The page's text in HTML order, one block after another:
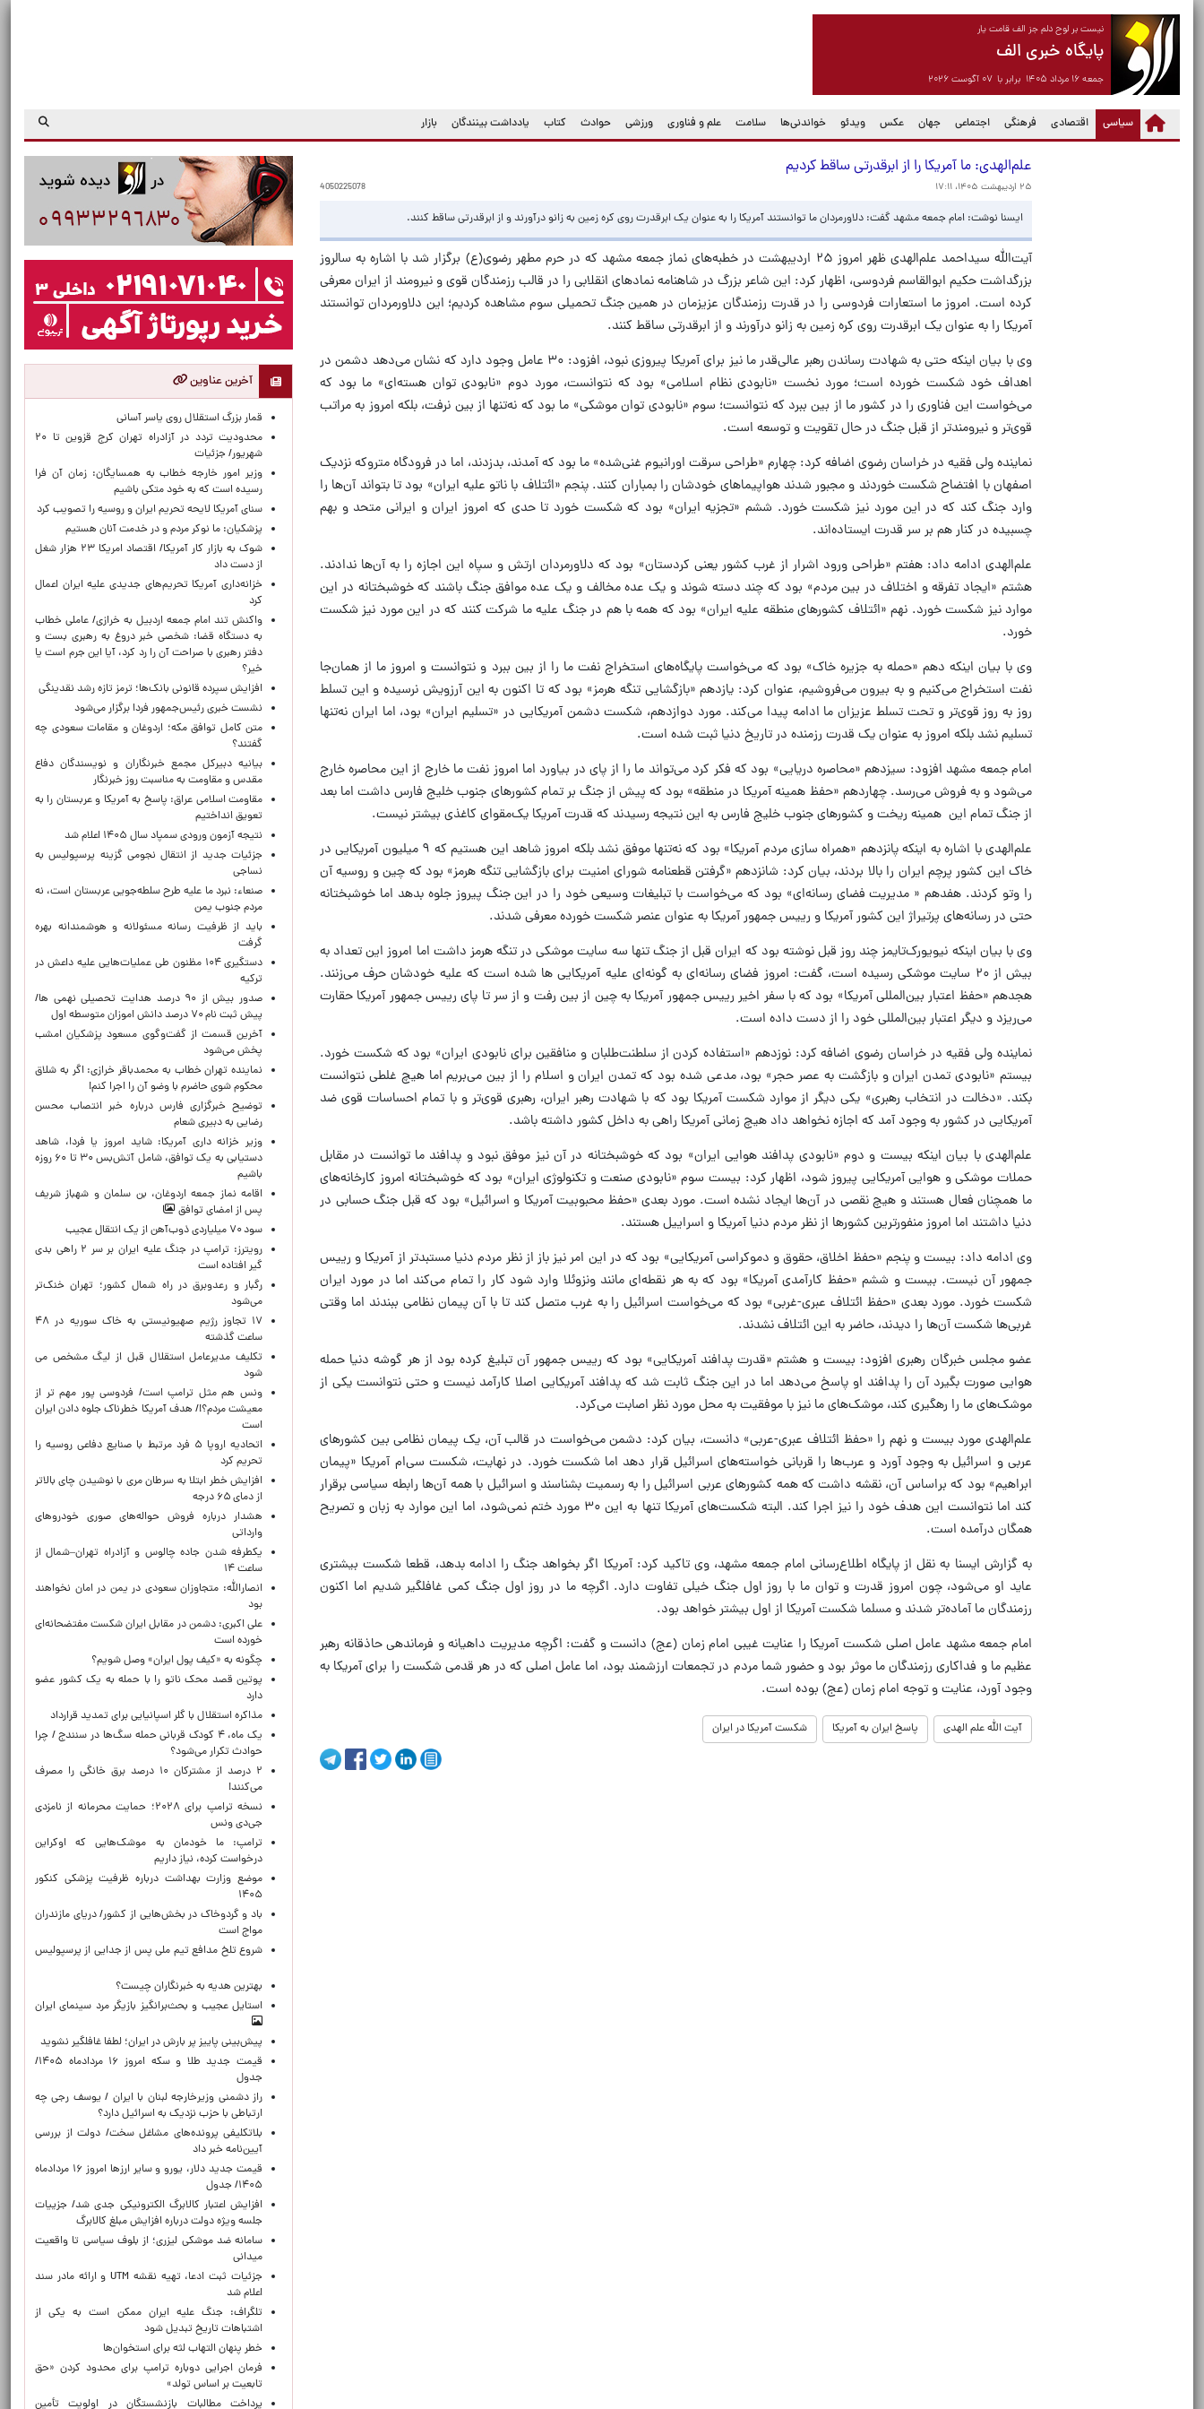
نیست بر لوح دلم جز الف قامت یار
پایگاه خبری الف
جمعه ۱۶ مرداد ۱۴۰۵ برابر با ۰۷ آگوست ۲۰۲۶
سیاسی
(current) اقتصادی فرهنگی اجتماعی جهان عکس ویدئو خواندنی‌ها سلامت علم و فناوری ورزشی حوادث کتاب یادداشت بینندگان بازار
علم‌الهدی: ما آمریکا را از ابرقدرتی ساقط کردیم
۲۵ اردیبهشت ۱۴۰۵، ۱۷:۱۱ 4050225078
ایسنا نوشت: امام جمعه مشهد گفت: دلاورمردان ما توانستند آمریکا را به عنوان یک ابرقدرت روی کره زمین به زانو درآورند و از ابرقدرتی ساقط کنند.
آیت‌الله سیداحمد علم‌الهدی ظهر امروز ۲۵ اردیبهشت در خطبه‌های نماز جمعه مشهد که در حرم مطهر رضوی(ع) برگزار شد با اشاره به سالروز
بزرگداشت حکیم ابوالقاسم فردوسی، اظهار کرد: این شاعر بزرگ در شاهنامه نمادهای انقلابی را در قالب رزمندگان قوی و نیرومند از ایران معرفی
کرده است. امروز ما استعارات فردوسی را در قدرت رزمندگان عزیزمان در همین جنگ تحمیلی سوم مشاهده کردیم‌؛ این دلاورمردان توانستند
آمریکا را به عنوان یک ابرقدرت روی کره زمین به زانو درآورند و از ابرقدرتی ساقط کنند.
وی با بیان اینکه حتی به شهادت رساندن رهبر عالی‌قدر ما نیز برای آمریکا پیروزی‌ نبود، افزود: ۳۰ عامل وجود دارد که نشان می‌دهد دشمن در
اهداف خود شکست خورده است؛ مورد نخست «نابودی نظام اسلامی» بود که نتوانست، مورد دوم «نابودی توان هسته‌ای» ما بود که
می‌خواست این فناوری را در کشور ما از بین ببرد که نتوانست؛ سوم «نابودی توان موشکی» ما بود که نه‌تنها از بین نرفت، بلکه امروز به مراتب
قوی‌تر و نیرومندتر از قبل جنگ در حال تقویت و توسعه است.
نماینده ولی فقیه در خراسان رضوی اضافه کرد: چهارم «طراحی سرقت اورانیوم غنی‌شده» ما بود که آمدند، بدزدند، اما در فرودگاه متروکه نزدیک
اصفهان با افتضاح شکست خوردند و مجبور شدند هواپیماهای خودشان را بمباران کنند. پنجم «ائتلاف با ناتو علیه ایران» بود تا بتواند آن‌ها را
وارد جنگ کند که در این مورد نیز شکست خورد. ششم «تجزیه ایران» بود که شکست خورد تا حدی که امروز ایران و ایرانی متحد و بهم
چسبیده در کنار هم بر سر قدرت ایستاده‌اند.
علم‌الهدی ادامه داد: هفتم «طراحی ورود اشرار از غرب کشور یعنی کردستان» بود که دلاورمردان ارتش و سپاه این اجازه را به آن‌ها ندادند.
هشتم «ایجاد تفرقه و اختلاف در بین مردم» بود که چند دسته شوند و یک عده مخالف‌ و یک عده موافق جنگ باشند که خوشبختانه در این
موارد نیز شکست خورد. نهم «ائتلاف کشورهای منطقه علیه ایران» بود که همه با هم در جنگ علیه ما شرکت کنند که در این مورد نیز شکست
خورد.
وی با بیان اینکه دهم «حمله به جزیره خاک» بود که می‌خواست پایگاه‌های استخراج نفت ما را از بین ببرد و نتوانست و امروز ما از همان‌جا
نفت استخراج می‌کنیم و به بیرون می‌فروشیم، عنوان کرد: یازدهم «بازگشایی تنگه هرمز» بود که تا اکنون به این آرزویش نرسیده و این تسلط
روز به روز قوی‌تر و تحت تسلط عزیزان ما ادامه پیدا می‌کند. مورد دوازدهم، شکست دشمن آمریکایی در «تسلیم ایران» بود، اما ایران نه‌تنها
تسلیم نشد بلکه امروز به عنوان یک قدرت رزمنده در تاریخ دنیا ثبت شده است.
امام جمعه مشهد افزود: سیزدهم «محاصره دریایی» بود که فکر کرد می‌تواند ما را از پای در بیاورد اما امروز نفت ما خارج از این محاصره خارج
می‌شود و به فروش می‌رسد. چهاردهم «حفظ همینه آمریکا در منطقه» بود که پیش از جنگ بر تمام کشورهای جنوب خلیج فارس داشت اما بعد
از جنگ تمام این همینه ریخت و کشورهای جنوب خلیج فارس به این نتیجه رسیدند که قدرت آمریکا یک‌مقوای کاغذی بیشتر نیست.
علم‌الهدی با اشاره به اینکه پانزدهم «همراه سازی مردم آمریکا» بود که نه‌تنها موفق نشد بلکه امروز شاهد این هستیم که ۹ میلیون آمریکایی در
خاک این کشور پرچم ایران را بالا بردند، بیان کرد: شانزدهم «گرفتن قطعنامه شورای امنیت برای بازگشایی تنگه هرمز» بود که چین و روسیه آن
را وتو کردند. هفدهم « مدیریت فضای رسانه‌ای» بود که می‌خواست با تبلیغات وسیعی خود را در این جنگ پیروز جلوه بدهد اما خوشبختانه
حتی در رسانه‌های پرتیراژ این کشور آمریکا و رییس جمهور آمریکا به عنوان عنصر شکست خورده معرفی شدند.
وی با بیان اینکه نیویورک‌تایمز چند روز قبل نوشته بود که ایران قبل از جنگ تنها سه سایت موشکی در تنگه هرمز داشت اما امروز این تعداد به
بیش از ۲۰ سایت موشکی رسیده است، گفت: امروز فضای رسانه‌ای به گونه‌ای علیه آمریکایی ها شده است که علیه خودشان حرف می‌زنند.
هجدهم «حفظ اعتبار بین‌المللی آمریکا» بود که با سفر اخیر رییس جمهور آمریکا به چین از بین رفت و از سر تا پای رییس جمهور آمریکا حقارت
می‌ریزد و دیگر اعتبار بین‌المللی خود را از دست داده است.
نماینده ولی‌ فقیه در خراسان رضوی اضافه کرد: نوزدهم «استفاده کردن از سلطنت‌طلبان و منافقین برای نابودی ایران» بود که شکست خورد.
بیستم «نابودی تمدن ایران و بازگشت به عصر حجر» بود، مدعی شده بود که تمدن ایران و اسلام را از بین می‌بریم اما هیچ غلطی نتوانست
بکند. «دخالت در انتخاب رهبری» یکی دیگر از موارد شکست آمریکا بود که با شهادت رهبر ایران، رهبری قوی‌تر و با تمام احساسات قوی ضد
آمریکایی در کشور به وجود آمد که اجازه نخواهد داد هیچ زمانی آمریکا راهی به داخل کشور داشته باشد.
علم‌الهدی با بیان اینکه بیست و دوم «نابودی پدافند هوایی ایران» بود که خوشبختانه در آن نیز موفق نبود و پدافند ما توانست در مقابل
حملات موشکی و هوایی آمریکایی پیروز شود، اظهار کرد: بیست سوم «نابودی صنعت و تکنولوژی ایران» بود که خوشبختانه امروز کارخانه‌های
ما همچنان فعال هستند و هیچ نقصی در آن‌ها ایجاد نشده است. مورد بعدی «حفظ محبوبیت آمریکا و اسرائیل» بود که قبل جنگ حسابی در
دنیا داشتند اما امروز منفورترین کشورها از نظر مردم دنیا آمریکا و اسراییل هستند.
وی ادامه داد: بیست و پنجم «حفظ اخلاق، حقوق و دموکراسی آمریکایی» بود که در این امر نیز باز از نظر مردم دنیا مستبدتر از آمریکا و رییس
جمهور آن نیست. بیست و ششم «حفظ کارآمدی آمریکا» بود که به هر نقطه‌ای مانند ونزوئلا وارد شود کار را تمام می‌کند اما در مورد ایران
شکست خورد. مورد بعدی «حفظ ائتلاف عبری-غربی» بود که می‌خواست اسرائیل را به غرب متصل کند تا با آن پیمان نظامی ببندند اما وقتی
غربی‌ها شکست آن‌ها را دیدند، حاضر به این ائتلاف نشدند.
عضو مجلس خبرگان رهبری افزود: بیست و هشتم «قدرت پدافند آمریکایی» بود که رییس جمهور آن تبلیغ کرده بود از هر گوشه دنیا حمله
هوایی صورت بگیرد آن را پدافند او پاسخ می‌دهد اما در این جنگ ثابت شد که پدافند آمریکایی اصلا کارآمد نیست و حتی نتوانست یکی از
موشک‌های ما را رهگیری کند، موشک‌های ما نیز با موفقیت به محل مورد نظر اصابت می‌کرد.
علم‌الهدی مورد بیست و نهم را «حفظ ائتلاف عبری-عربی» دانست، بیان کرد: دشمن می‌خواست در قالب آن، یک پیمان نظامی بین کشورهای
عربی و اسرائیل به وجود آورد و عرب‌ها را قربانی خواسته‌های اسرائیل قرار دهد اما شکست خورد. در نهایت، شکست سی‌ام آمریکا «پیمان
ابراهیم» بود که براساس آن، نقشه داشت که همه کشورهای عربی اسرائیل را به رسمیت بشناسند و اسرائیل با همه آن‌ها رابطه سیاسی برقرار
کند اما نتوانست این هدف خود را نیز اجرا کند. البته شکست‌های آمریکا تنها به این ۳۰ مورد ختم نمی‌شود، اما این موارد به زبان و تصریح
همگان درآمده است.
به گزارش ایسنا به نقل از پایگاه اطلاع‌رسانی امام جمعه مشهد، وی تاکید کرد: آمریکا اگر بخواهد جنگ را ادامه بدهد، قطعا شکست بیشتری
عاید او می‌شود، چون امروز قدرت و توان ما با روز اول جنگ خیلی تفاوت دارد. اگرچه ما در روز اول جنگ کمی غافلگیر شدیم اما اکنون
رزمندگان ما آماده‌تر شدند و مسلما شکست آمریکا از اول بیشتر خواهد بود.
امام جمعه مشهد عامل اصلی شکست آمریکا را عنایت غیبی امام زمان (عج) دانست و گفت: اگرچه مدیریت داهیانه و فرماندهی حاذقانه رهبر
عظیم ما و فداکاری رزمندگان ما موثر بود و حضور شما مردم در تجمعات ارزشمند بود، اما عامل اصلی که در هر قدمی شکست را برای آمریکا به
وجود آورد، عنایت و توجه امام زمان (عج) بوده است.
آیت الله علم الهدی پاسخ ایران به آمریکا شکست آمریکا در ایران
آخرین عناوین
قمار بزرگ استقلال روی یاسر آسانی
محدودیت تردد در آزادراه تهران کرج قزوین تا ۲۰
شهریور/ جزئیات
وزیر امور خارجه خطاب به همسایگان: زمان آن فرا
رسیده است که به خود متکی باشیم
سنای آمریکا لایحه تحریم ایران و روسیه را تصویب کرد
پزشکیان: ما نوکر مردم و در خدمت آنان هستیم
شوک به بازار کار آمریکا/ اقتصاد امریکا ۲۳ هزار شغل
از دست داد
خزانه‌داری آمریکا تحریم‌های جدیدی علیه ایران اعمال
کرد
واکنش تند امام جمعه اردبیل به خرازی/ عاملی خطاب
به دستگاه قضا: شخصی خبر دروغ به رهبری بست و
دفتر رهبری با صراحت آن را رد کرد، آیا این جرم است یا
خیر؟
افزایش سپرده قانونی بانک‌ها؛ ترمز تازه رشد نقدینگی
نشست خبری رئیس‌جمهور فردا برگزار می‌شود
متن کامل توافق مکه؛ اردوغان و مقامات سعودی چه
گفتند؟
بیانیه دبیرکل مجمع خبرنگاران و نویسندگان دفاع
مقدس و مقاومت به مناسبت روز خبرنگار
مقاومت اسلامی عراق: پاسخ به آمریکا و عربستان را به
تعویق انداختیم
نتیجه آزمون ورودی سمپاد سال ۱۴۰۵ اعلام شد
جزئیات جدید از انتقال نجومی گزینه پرسپولیس به
نساجی
صنعاء: نبرد ما علیه طرح سلطه‌جویی عربستان است، نه
مردم جنوب یمن
باید از ظرفیت رسانه مسئولانه و هوشمندانه بهره
گرفت
دستگیری ۱۰۴ مظنون طی عملیات‌هایی علیه داعش در
ترکیه
صدور بیش از ۹۰ درصد هدایت تحصیلی نهمی ها/
پیش ثبت نام ۷۰ درصد دانش اموزان متوسطه اول
آخرین قسمت از گفت‌وگوی مسعود پزشکیان امشب
پخش می‌شود
نماینده تهران خطاب به محمدباقر خرازی: اگر به شلاق
محکوم شوی حاضرم با وضو آن را اجرا کنم!
توضیح خبرگزاری فارس درباره خبر انتصاب محسن
رضایی به دبیری شعام
وزیر خزانه داری آمریکا: شاید امروز یا فردا، شاهد
دستیابی به یک توافق، شامل آتش‌بس ۳۰ تا ۶۰ روزه
باشیم
اقامه نماز جمعه اردوغان، بن ‌سلمان و شهباز شریف
پس از امضای توافق
سود ۷۰ میلیاردی ذوب‌آهن از یک انتقال عجیب
رویترز: ترامپ در جنگ علیه ایران بر سر ۲ راهی بدی
گیر افتاده است
رگبار و رعدوبرق در راه شمال کشور؛ تهران خنک‌تر
می‌شود
۱۷ تجاوز رژیم صهیونیستی به خاک سوریه در ۴۸
ساعت گذشته
تکلیف مدیرعامل استقلال قبل از لیگ مشخص می
شود
ونس هم مثل ترامپ است/ فردوسی پور مهم تر از
معیشت مردم؟!/ هدف آمریکا خطرناک جلوه دادن ایران
است
اتحادیه اروپا ۵ فرد مرتبط با صنایع دفاعی روسیه را
تحریم کرد
افزایش خطر ابتلا به سرطان مری با نوشیدن چای بالاتر
از دمای ۶۵ درجه
هشدار درباره فروش حواله‌های صوری خودروهای
وارداتی
یکطرفه شدن جاده چالوس و آزادراه تهران–شمال از
ساعت ۱۴
انصارالله: متجاوزان سعودی در یمن در امان نخواهند
بود
علی اکبری: دشمن در مقابل ایران شکست مفتضحانه‌ای
خورده است
چگونه به «کیف پول ایران» وصل شویم؟
پوتین قصد محک ناتو را با حمله به یک کشور عضو
دارد
مذاکره استقلال با گلر اسپانیایی برای تمدید قرارداد
یک ماه، ۴ کودک قربانی حمله سگ‌ها در سنندج / چرا
حوادث تکرار می‌شود؟
۲ درصد از مشترکان ۱۰ درصد برق خانگی را مصرف
می‌کنند!
نسخه ترامپ برای ۲۰۲۸؛ حمایت محرمانه از نامزدی
جی‌دی ونس
ترامپ: ما خودمان به موشک‌هایی که اوکراین
درخواست کرده، نیاز داریم
موضع وزارت بهداشت درباره ظرفیت پزشکی کنکور
۱۴۰۵
باد و گردوخاک در بخش‌هایی از کشور/ دریای مازندران
مواج است
شروع تلخ مدافع تیم ملی پس از جدایی از پرسپولیس
بهترین هدیه به خبرنگاران چیست؟
استایل عجیب و بحث‌برانگیز بازیگر مرد سینمای ایران
پیش‌بینی پاییز پر بارش در ایران؛ لطفا غافلگیر نشوید
قیمت جدید طلا و سکه امروز ۱۶ مردادماه ۱۴۰۵/
جدول
راز دشمنی وزیرخارجه لبنان با ایران / یوسف رجی چه
ارتباطی با حزب نزدیک به اسرائیل دارد؟
بلاتکلیفی پرونده‌های مشاغل سخت/ دولت از بررسی
آیین‌نامه خبر داد
قیمت جدید دلار، یورو و سایر ارزها امروز ۱۶ مردادماه
۱۴۰۵/ جدول
افزایش اعتبار کالابرگ الکترونیکی جدی شد/ جزییات
جلسه ویژه دولت درباره افزایش مبلغ کالابرگ
سامانه ضد موشکی لیزری؛ از بلوف سیاسی تا واقعیت
میدانی
جزئیات ثبت ادعا، تهیه نقشه UTM و ارائه مادر سند
اعلام شد
تلگراف: جنگ علیه ایران ممکن است به یکی از
اشتباهات تاریخ تبدیل شود
خطر پنهان التهاب لثه برای استخوان‌ها
فرمان اجرایی دوباره ترامپ برای محدود کردن «حق
تابعیت بر اساس تولد»
پرداخت مطالبات بازنشستگان در اولویت تأمین